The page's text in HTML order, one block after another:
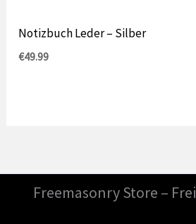
Notizbuch Leder – Silber
€49.99
Freemasonry Store –